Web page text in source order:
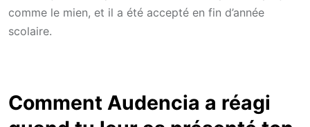
comme le mien, et il a été accepté en fin d’année
scolaire.
Comment Audencia a réagi